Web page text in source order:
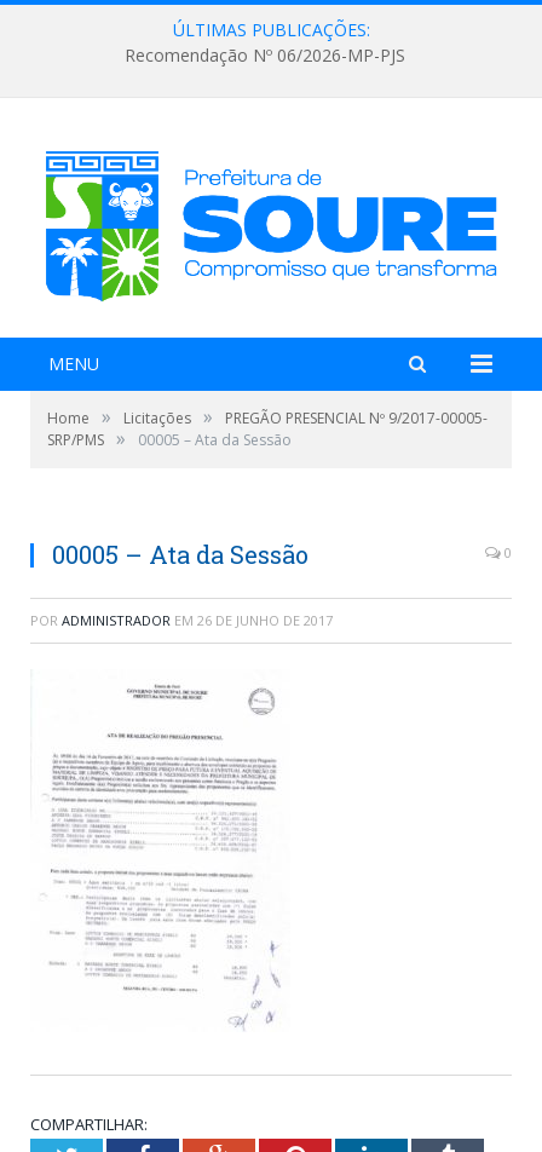
ÚLTIMAS PUBLICAÇÕES:
Recomendação Nº 06/2026-MP-PJS
MENU
Home » Licitações »
PREGÃO PRESENCIAL Nº 9/2017-00005-
SRP/PMS » 00005 – Ata da Sessão
00005 – Ata da Sessão 0
POR ADMINISTRADOR EM 26 DE JUNHO DE 2017
COMPARTILHAR: